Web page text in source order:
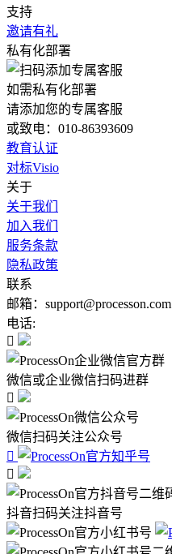
支持
邀请有礼
私有化部署
如需私有化部署
请添加您的专属客服
或致电：010-86393609
教育认证
对标Visio
关于
关于我们
加入我们
服务条款
隐私政策
联系
邮箱：support@processon.com
电话:

微信或企业微信扫码进群

微信扫码关注公众号


抖音扫码关注抖音号